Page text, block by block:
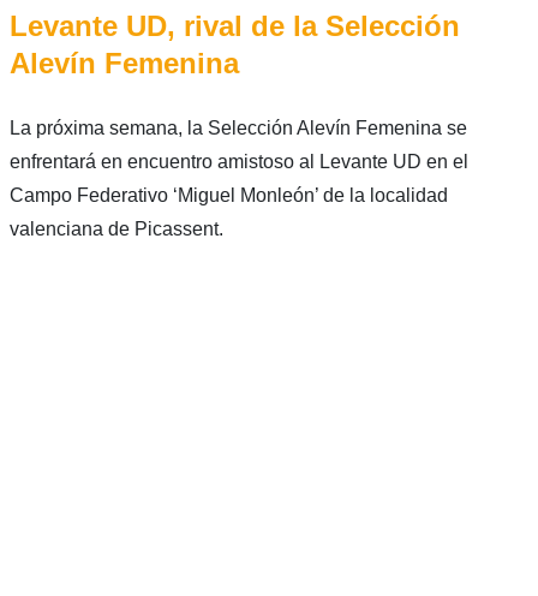
Levante UD, rival de la Selección
Alevín Femenina
La próxima semana, la Selección Alevín Femenina se
enfrentará en encuentro amistoso al Levante UD en el
Campo Federativo ‘Miguel Monleón’ de la localidad
valenciana de Picassent.